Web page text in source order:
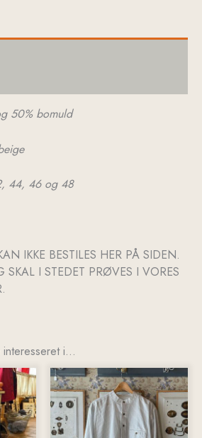
50% bomuld
44, 46 og 48
IKKE BESTILES HER PÅ SIDEN.
I STEDET PRØVES I VORES
i…